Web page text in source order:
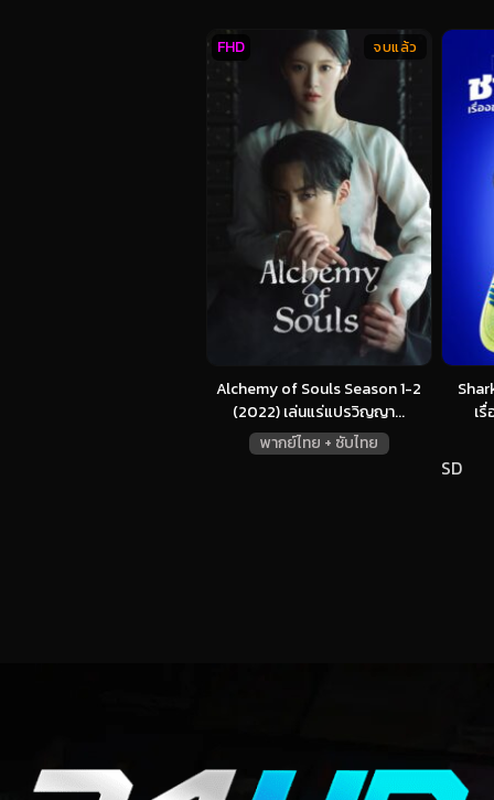
Alchemy of Souls Season 1-2
(2022) เล่นแร่แปรวิญญา...
พากย์ไทย + ซับไทย
จบแล้ว
FHD
เ
SD